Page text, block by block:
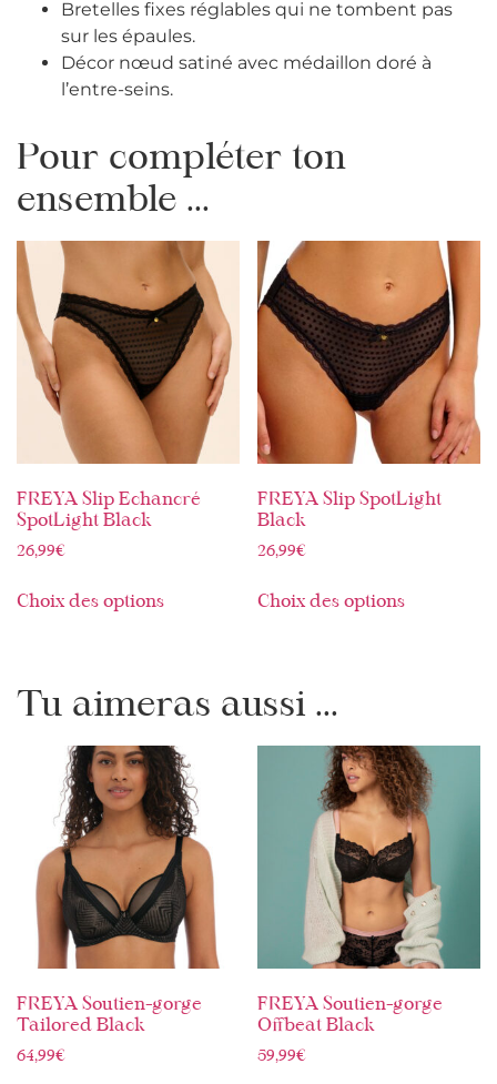
Bretelles fixes réglables qui ne tombent pas
sur les épaules.
Décor nœud satiné avec médaillon doré à
l’entre-seins.
Pour compléter ton
ensemble ...
FREYA Slip Echancré
SpotLight Black
26,99€
Choix des options
FREYA Slip SpotLight
Black
26,99€
Choix des options
Tu aimeras aussi ...
FREYA Soutien-gorge
Tailored Black
64,99€
FREYA Soutien-gorge
Offbeat Black
59,99€